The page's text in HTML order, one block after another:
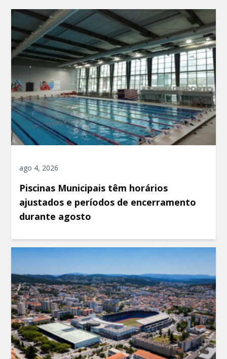
ago 4, 2026
Piscinas Municipais têm horários
ajustados e períodos de encerramento
durante agosto